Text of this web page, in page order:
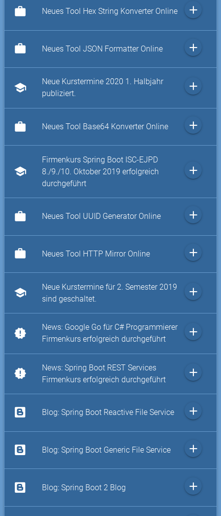
work Neues Tool Hex String Konverter Online add
work Neues Tool JSON Formatter Online add
school
Neue Kurstermine 2020 1. Halbjahr
publiziert.
add
work Neues Tool Base64 Konverter Online add
school
Firmenkurs Spring Boot ISC-EJPD
8./9./10. Oktober 2019 erfolgreich
durchgeführt
add
work Neues Tool UUID Generator Online add
work Neues Tool HTTP Mirror Online add
school
Neue Kurstermine für 2. Semester 2019
sind geschaltet.
add
new_releases
News: Google Go für C# Programmierer
Firmenkurs erfolgreich durchgeführt
add
new_releases
News: Spring Boot REST Services
Firmenkurs erfolgreich durchgeführt
add
Blog: Spring Boot Reactive File Service add
Blog: Spring Boot Generic File Service add
Blog: Spring Boot 2 Blog add